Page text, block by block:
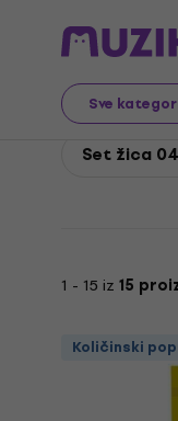
Sve
Rotosound
Set žica
1 - 15 iz 15
Količinski